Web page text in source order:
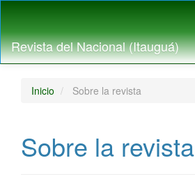
Contenido
principal
Barra
Revista del Nacional (Itauguá)
Inicio Sobre la revista
Sobre la revista